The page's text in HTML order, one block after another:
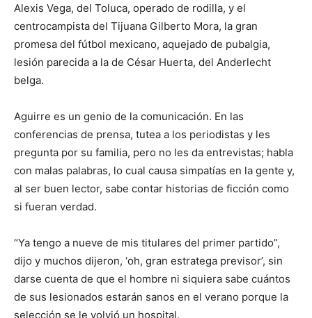
Alexis Vega, del Toluca, operado de rodilla, y el
centrocampista del Tijuana Gilberto Mora, la gran
promesa del fútbol mexicano, aquejado de pubalgia,
lesión parecida a la de César Huerta, del Anderlecht
belga.
Aguirre es un genio de la comunicación. En las
conferencias de prensa, tutea a los periodistas y les
pregunta por su familia, pero no les da entrevistas; habla
con malas palabras, lo cual causa simpatías en la gente y,
al ser buen lector, sabe contar historias de ficción como
si fueran verdad.
“Ya tengo a nueve de mis titulares del primer partido”,
dijo y muchos dijeron, ‘oh, gran estratega previsor’, sin
darse cuenta de que el hombre ni siquiera sabe cuántos
de sus lesionados estarán sanos en el verano porque la
selección se le volvió un hospital.